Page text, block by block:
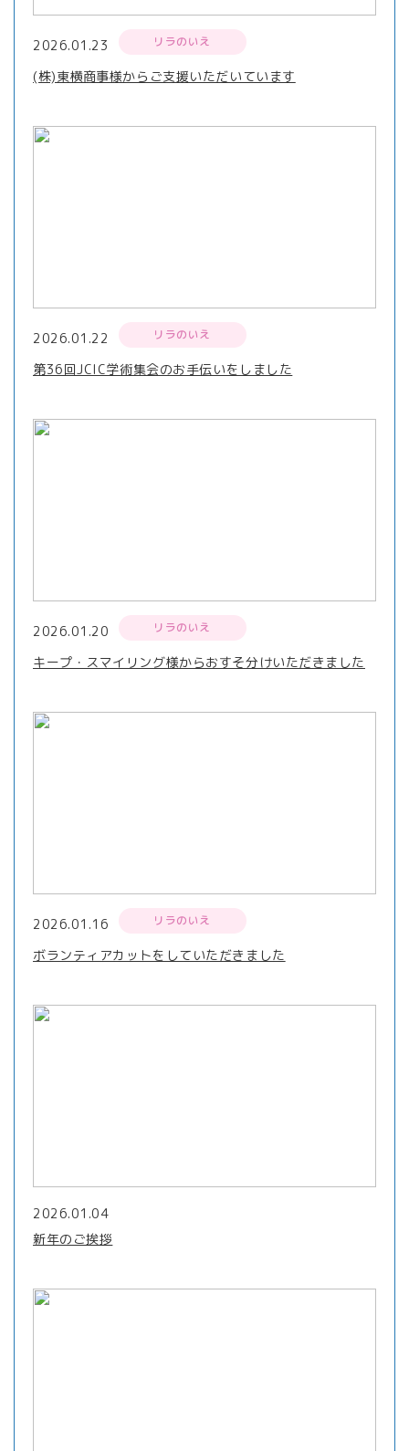
2026.01.23 リラのいえ
(株)東横商事様からご支援いただいています
2026.01.22 リラのいえ
第36回JCIC学術集会のお手伝いをしました
2026.01.20 リラのいえ
キープ・スマイリング様からおすそ分けいただきました
2026.01.16 リラのいえ
ボランティアカットをしていただきました
2026.01.04
新年のご挨拶